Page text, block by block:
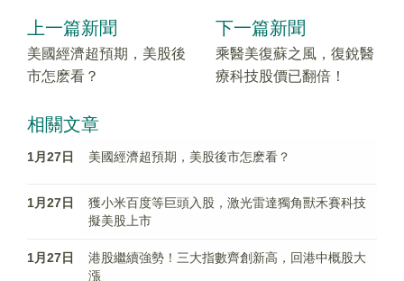
上一篇新聞
美國經濟超預期，美股後
市怎麽看？
下一篇新聞
乘醫美復蘇之風，復銳醫
療科技股價已翻倍！
相關文章
1月27日 美國經濟超預期，美股後市怎麽看？
1月27日
獲小米百度等巨頭入股，激光雷達獨角獸禾賽科技
擬美股上市
1月27日
港股繼續強勢！三大指數齊創新高，回港中概股大
漲